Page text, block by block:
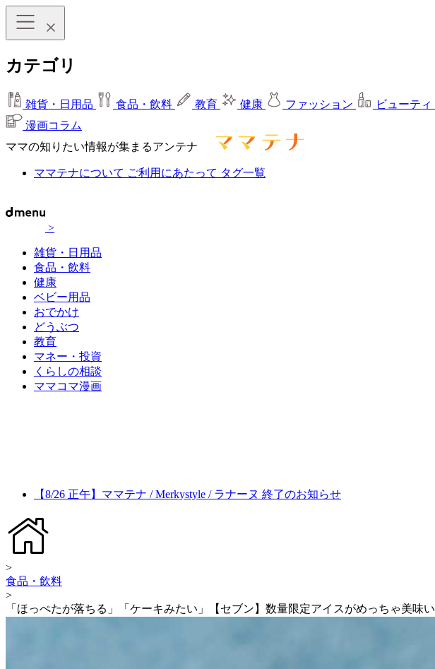
カテゴリ
雑貨・日用品 食品・飲料 教育 健康 ファッション ビューティ
漫画コラム
ママの知りたい情報が集まるアンテナ
ママテナについて ご利用にあたって タグ一覧
>
雑貨・日用品
食品・飲料
健康
ベビー用品
おでかけ
どうぶつ
教育
マネー・投資
くらしの相談
ママコマ漫画
【8/26 正午】ママテナ / Merkystyle / ラナーヌ 終了のお知らせ
>
食品・飲料
>
「ほっぺたが落ちる」「ケーキみたい」【セブン】数量限定アイスがめっちゃ美味い